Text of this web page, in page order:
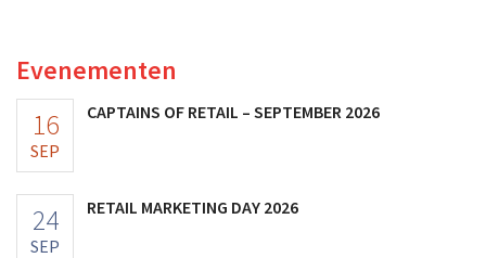
Evenementen
16
SEP
CAPTAINS OF RETAIL – SEPTEMBER 2026
24
SEP
RETAIL MARKETING DAY 2026